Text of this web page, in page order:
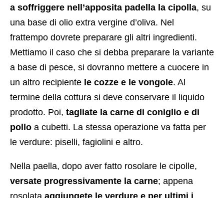
a soffriggere nell’apposita padella la cipolla, su
una base di olio extra vergine d’oliva. Nel
frattempo dovrete preparare gli altri ingredienti.
Mettiamo il caso che si debba preparare la variante
a base di pesce, si dovranno mettere a cuocere in
un altro recipiente le cozze e le vongole. Al
termine della cottura si deve conservare il liquido
prodotto. Poi, tagliate la carne di coniglio e di
pollo a cubetti. La stessa operazione va fatta per
le verdure: piselli, fagiolini e altro.
Nella paella, dopo aver fatto rosolare le cipolle,
versate progressivamente la carne; appena